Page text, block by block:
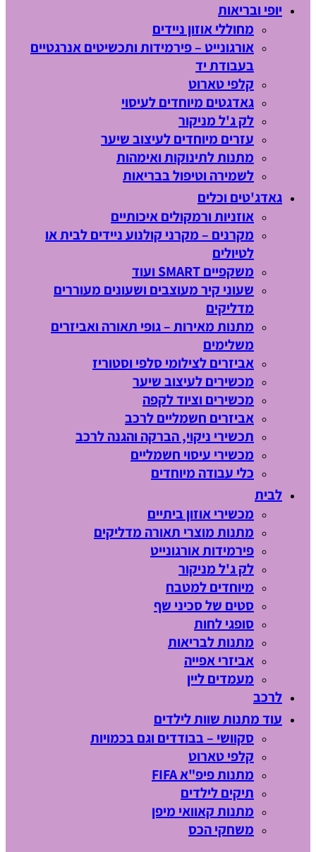
יופי ובריאות
מחוללי אוזון ניידים
אורגונייט – פירמידות ותכשיטים אנרגטיים
בעבודת יד
קלפי טארוט
גאדגטים מיוחדים לעיסוי
לק ג'ל מניקור
עזרים מיוחדים לעיצוב שיער
מתנות לתינוקות ואימהות
לשמירה וטיפול בבריאות
גאדג'טים וכלים
אוזניות ורמקולים איכותיים
מקרנים – מקרני קולנוע ניידים לבית או
לטיולים
משקפיים SMART ועוד
שעוני קיר מעוצבים ושעונים מעוררים
מדליקים
מתנות מאירות – גופי תאורה ואביזרים
משלימים
אביזרים לצילומי סלפי וסטוריז
מכשירים לעיצוב שיער
מכשירים וציוד לקפה
אביזרים חשמליים לרכב
תכשירי ניקוי, הברקה והגנה לרכב
מכשירי עיסוי חשמליים
כלי עבודה מיוחדים
לבית
מכשירי אוזון ביתיים
מתנות מוצרי תאורה מדליקים
פירמידות אורגונייט
לק ג'ל מניקור
מיוחדים למטבח
סטים של סכיני שף
סופגי לחות
מתנות לבריאות
אביזרי אפייה
מעמדים ליין
לרכב
עוד מתנות שוות לילדים
סקוושי – בבודדים וגם בכמויות
קלפי טארוט
מתנות פיפ"א FIFA
תיקים לילדים
מתנות קאוואי מיפן
משחקי הכס